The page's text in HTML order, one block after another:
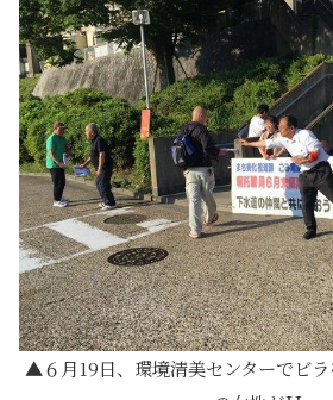
６月19日、環境清美センターでビ